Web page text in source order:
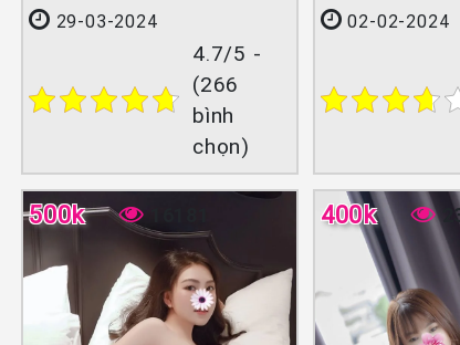
29-03-2024
4.7/5 -
(266
bình
chọn)
02-02-2024
500k 400k